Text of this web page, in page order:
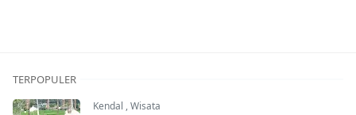
TERPOPULER
Kendal ,Wisata